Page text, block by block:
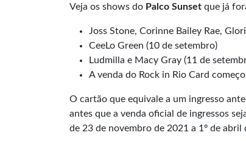
Veja os shows do Palco Sunset que já
Joss Stone, Corinne Bailey Rae,
CeeLo Green (10 de setembro)
Ludmilla e Macy Gray (11 de
A venda do Rock in Rio Card
O cartão que equivale a um ingresso
antes que a venda oficial de ingressos
de 23 de novembro de 2021 a 1º de abril